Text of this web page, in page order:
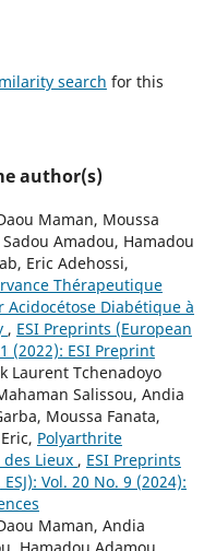
search for this
author(s)
Maman, Moussa
Amadou, Hamadou
Eric Adehossi,
Thérapeutique
Acidocétose Diabétique à
, ESI Preprints (European
(2022): ESI Preprint
Laurent Tchenadoyo
Salissou, Andia
Moussa Fanata,
Polyarthrite
Lieux , ESI Preprints
Vol. 20 No. 9 (2024):
Maman, Andia